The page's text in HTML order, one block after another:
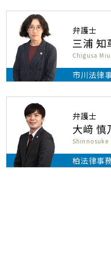
弁護士
三浦 知
Chigusa
市川法律
弁護士
大﨑 慎
Shinnosuke
柏法律事